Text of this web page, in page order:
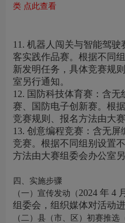
类 点此查看
11. 机器人闯关与智能驾驶
客实践作品赛。根据不同
新发明任务，具体竞赛规
室另行通知。
12. 国防科技体育赛：含
赛、国防电子创新赛。根
竞赛规则、报名方法由大
13. 创意编程竞赛：含无
竞赛。根据不同组别设置
方法由大赛组委会办公室另
四、实施步骤
（一）宣传发动（2024 年 4
组委会，组织媒体对活动
（二）县（市、区）初赛推选